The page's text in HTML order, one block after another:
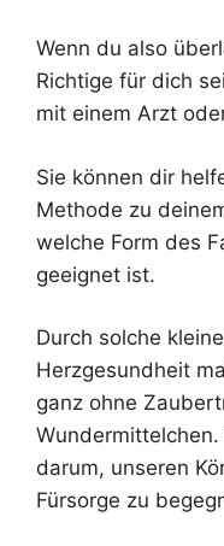
Wenn du also
Richtige für dich
mit einem Arzt
Sie können dir
Methode zu
welche Form des
geeignet ist.
Durch solche
Herzgesundheit
ganz ohne
darum, unseren
Fürsorge zu